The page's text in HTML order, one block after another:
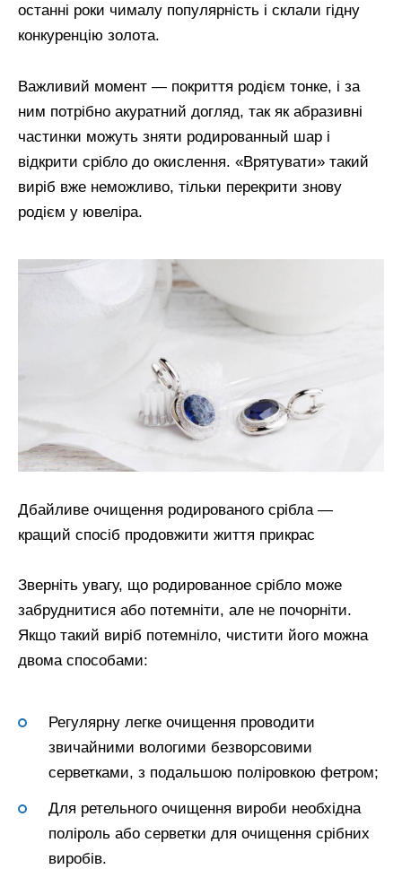
останні роки чималу популярність і склали гідну
конкуренцію золота.
Важливий момент — покриття родієм тонке, і за
ним потрібно акуратний догляд, так як абразивні
частинки можуть зняти родированный шар і
відкрити срібло до окислення. «Врятувати» такий
виріб вже неможливо, тільки перекрити знову
родієм у ювеліра.
Дбайливе очищення родированого срібла —
кращий спосіб продовжити життя прикрас
Зверніть увагу, що родированное срібло може
забруднитися або потемніти, але не почорніти.
Якщо такий виріб потемніло, чистити його можна
двома способами:
Регулярну легке очищення проводити
звичайними вологими безворсовими
серветками, з подальшою поліровкою фетром;
Для ретельного очищення вироби необхідна
поліроль або серветки для очищення срібних
виробів.